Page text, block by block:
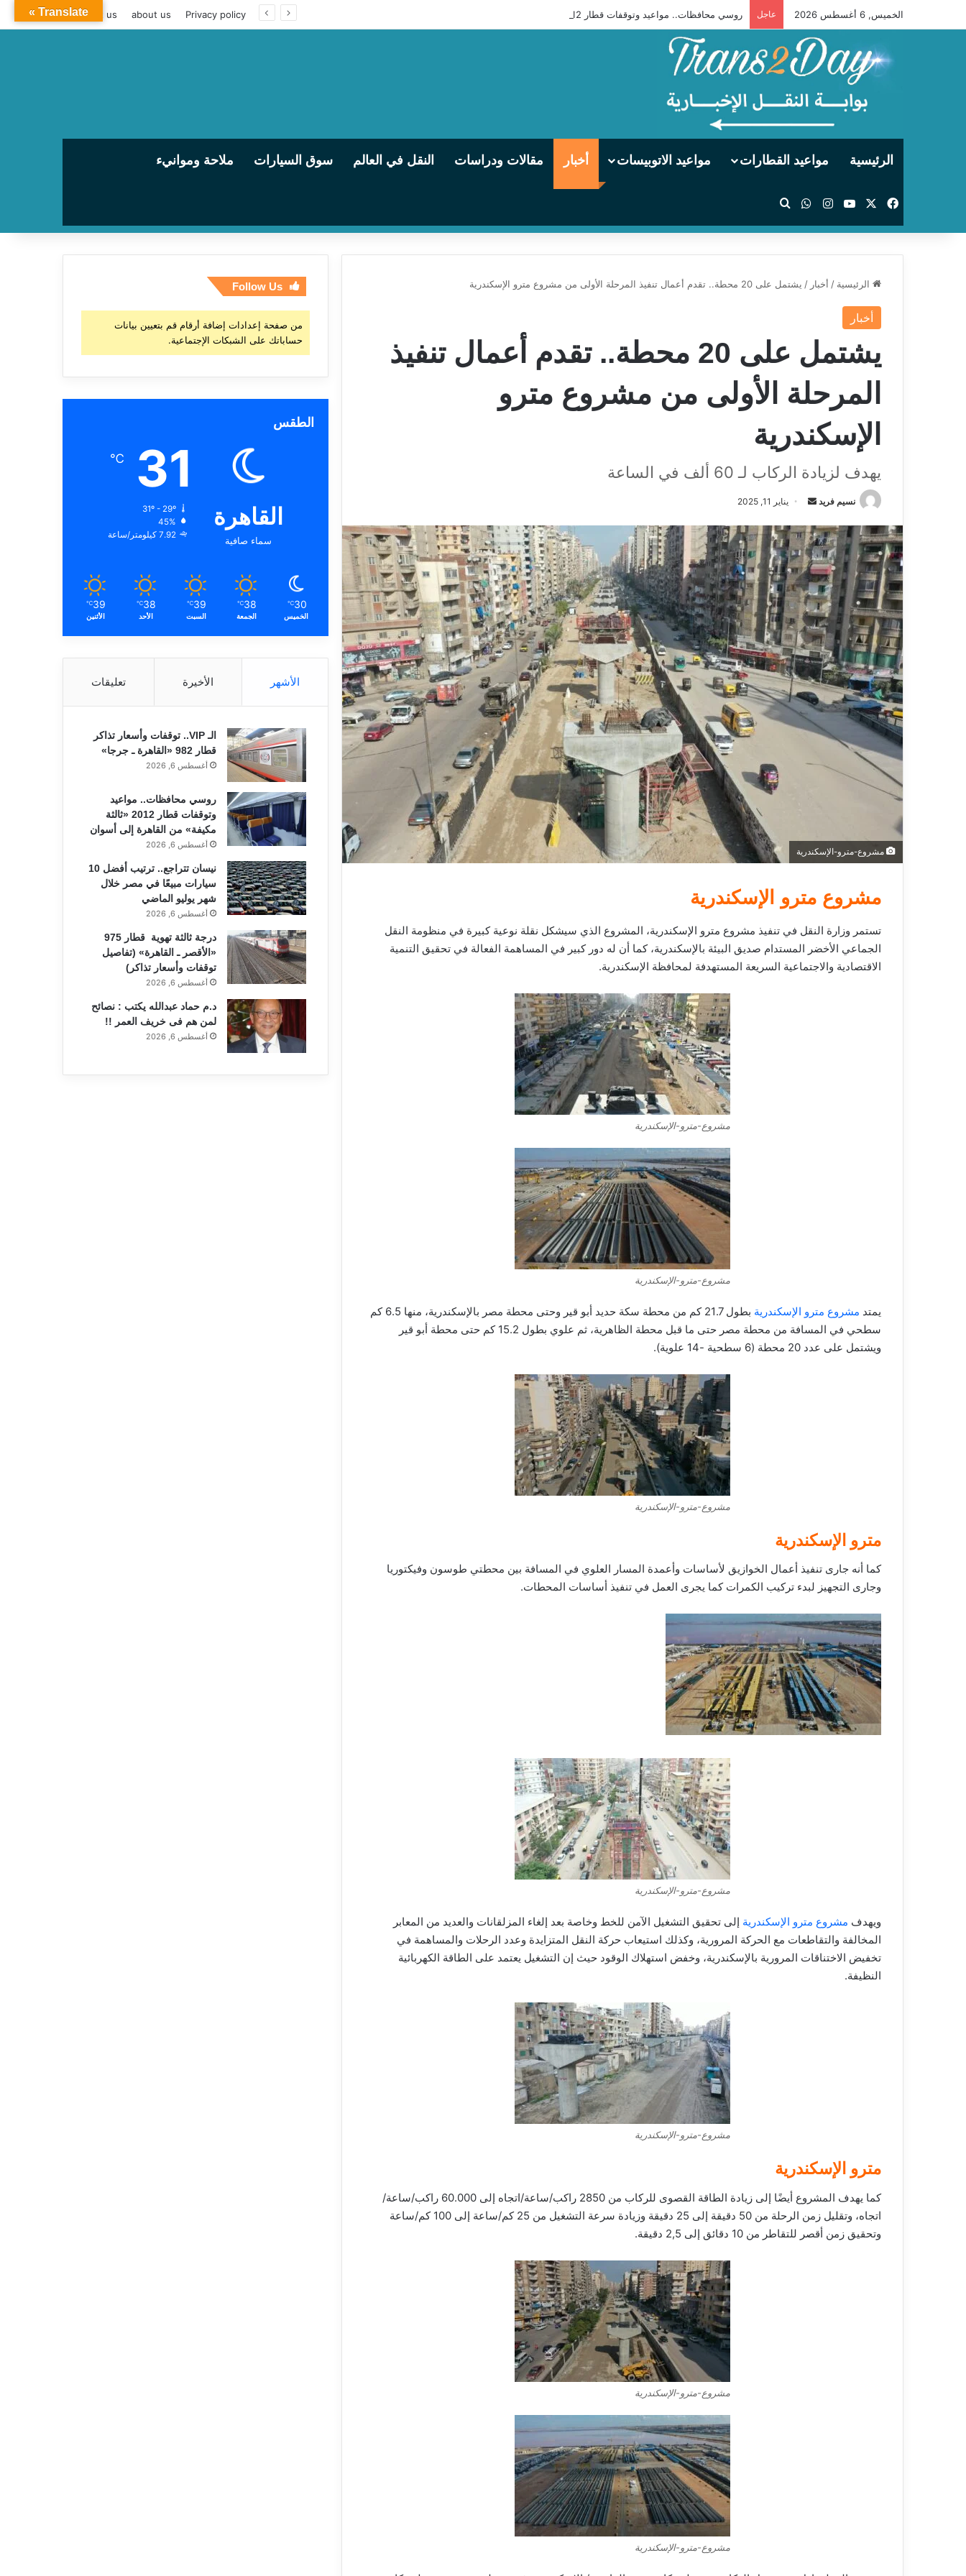
الخميس, 6 أغسطس 2026 عاجل روسي محافظات.. مواعيد وتوقفات قطار 2012 «ثالثة مكيفة» من القاهرة إلى أسوان Privacy policy
about us
contact us
الرئيسية مواعيد القطارات مواعيد الاتوبيسات أخبار مقالات ودراسات النقل في العالم سوق السيارات ملاحة وموانيء
فيسبوك ‫YouTubeانستقرام
واتساب
الرئيسية / أخبار / يشتمل على 20 محطة.. تقدم أعمال تنفيذ المرحلة الأولى من مشروع مترو الإسكندرية
أخبار
يشتمل على 20 محطة.. تقدم أعمال تنفيذ
المرحلة الأولى من مشروع مترو
الإسكندرية
يهدف لزيادة الركاب لـ 60 ألف في الساعة
نسيم فريد
س
ل
ب
ر
ي
د
إ
ك
ت
يناير 11, 2025
مشروع-مترو-الإسكندرية
مشروع مترو الإسكندرية
تستمر وزارة النقل في تنفيذ مشروع مترو الإسكندرية، المشروع الذي سيشكل نقلة نوعية كبيرة في منظومة النقل
الجماعي الأخضر المستدام صديق البيئة بالإسكندرية، كما أن له دور كبير في المساهمة الفعالة في تحقيق التنمية
الاقتصادية والاجتماعية السريعة المستهدفة لمحافظة الإسكندرية.
مشروع-مترو-الإسكندرية
مشروع-مترو-الإسكندرية
يمتد مشروع مترو الإسكندرية
بطول 21.7 كم من محطة سكة حديد أبو قير وحتى محطة مصر بالإسكندرية، منها 6.5 كم
سطحي في المسافة من محطة مصر حتى ما قبل محطة الظاهرية، ثم علوي بطول 15.2 كم حتى محطة أبو قير
ويشتمل على عدد 20 محطة (6 سطحية -14 علوية).
مشروع-مترو-الإسكندرية
مترو الإسكندرية
كما أنه جارى تنفيذ أعمال الخوازيق لأساسات وأعمدة المسار العلوي في المسافة بين محطتي طوسون وفيكتوريا
وجارى التجهيز لبدء تركيب الكمرات كما يجرى العمل في تنفيذ أساسات المحطات.
مشروع-مترو-الإسكندرية
ويهدف مشروع مترو الإسكندرية إلى تحقيق التشغيل الآمن للخط وخاصة بعد إلغاء المزلقانات والعديد من المعابر
المخالفة والتقاطعات مع الحركة المرورية، وكذلك استيعاب حركة النقل المتزايدة وعدد الرحلات والمساهمة في
تخفيض الاختناقات المرورية بالإسكندرية، وخفض استهلاك الوقود حيث إن التشغيل يعتمد على الطاقة الكهربائية
النظيفة.
مشروع-مترو-الإسكندرية
مترو الإسكندرية
كما يهدف المشروع أيضًا إلى زيادة الطاقة القصوى للركاب من 2850 راكب/ساعة/اتجاه إلى 60.000 راكب/ساعة/
اتجاه، وتقليل زمن الرحلة من 50 دقيقة إلى 25 دقيقة وزيادة سرعة التشغيل من 25 كم/ساعة إلى 100 كم/ساعة
وتحقيق زمن أقصر للتقاطر من 10 دقائق إلى 2,5 دقيقة.
مشروع-مترو-الإسكندرية
مشروع-مترو-الإسكندرية
Follow Us
من صفحة إعدادات إضافة أرقام قم بتعيين بيانات
حساباتك على الشبكات الإجتماعية.
الطقس
القاهرة
سماء صافية
31
℃
31º - 29º
45%
7.92 كيلومتر/ساعة
30
℃
الخميس
38
℃
الجمعة
39
℃
السبت
38
℃
الأحد
39
℃
الأثنين
الأشهر الأخيرة تعليقات
الـ VIP.. توقفات وأسعار تذاكر
قطار 982 «القاهرة ـ جرجا»
أغسطس 6, 2026
روسي محافظات.. مواعيد
وتوقفات قطار 2012 «ثالثة
مكيفة» من القاهرة إلى أسوان
أغسطس 6, 2026
نيسان تتراجع.. ترتيب أفضل 10
سيارات مبيعًا في مصر خلال
شهر يوليو الماضي
أغسطس 6, 2026
درجة ثالثة تهوية قطار 975
«الأقصر ـ القاهرة» (تفاصيل
توقفات وأسعار تذاكر)
أغسطس 6, 2026
د.م حماد عبدالله يكتب : نصائح
لمن هم فى خريف العمر !!
أغسطس 6, 2026
Translate »